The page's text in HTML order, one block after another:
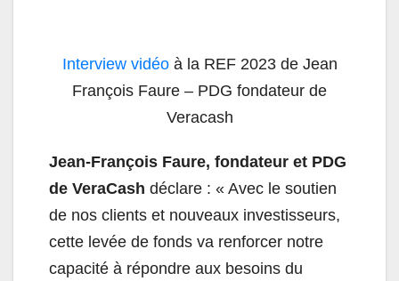
Interview vidéoà la REF 2023 de Jean
François Faure – PDG fondateur de
Veracash
Jean-François Faure, fondateur et PDG
de VeraCash déclare : « Avec le soutien
de nos clients et nouveaux investisseurs,
cette levée de fonds va renforcer notre
capacité à répondre aux besoins du